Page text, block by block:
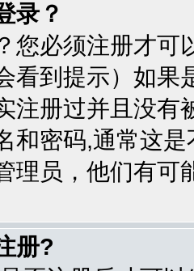
录？
您必须注册才可
看到提示）如
注册过并且没
和密码,通常这
理员，他们有可
册?